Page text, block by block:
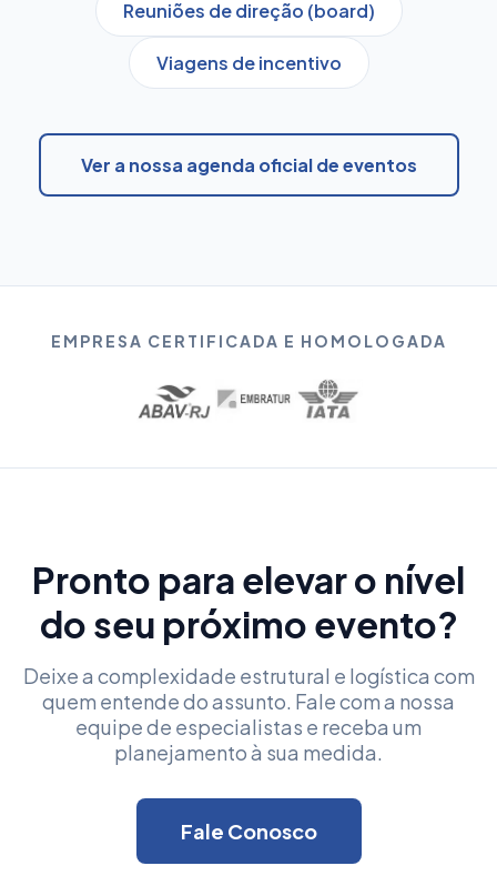
Reuniões de direção (board)
Viagens de incentivo
Ver a nossa agenda oficial de eventos
EMPRESA CERTIFICADA E HOMOLOGADA
Pronto para elevar o nível
do seu próximo evento?
Deixe a complexidade estrutural e logística com
quem entende do assunto. Fale com a nossa
equipe de especialistas e receba um
planejamento à sua medida.
Fale Conosco